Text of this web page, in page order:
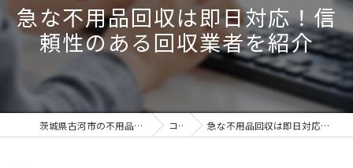
急な不用品回収は即日対応！信
頼性のある回収業者を紹介
茨城県古河市の不用品回収なら片付け屋 ハリィ コラム 急な不用品回収は即日対応！信頼性のある回収業者を紹介